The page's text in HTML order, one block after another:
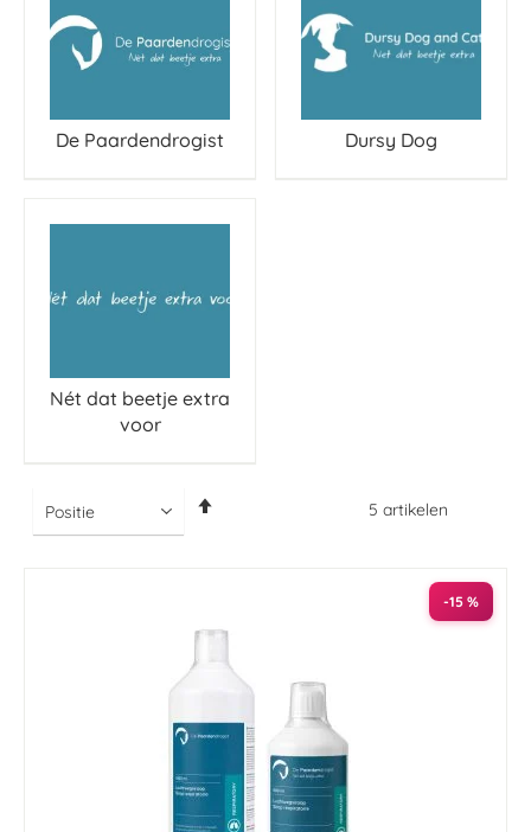
De Paardendrogist Dursy Dog
Nét dat beetje extra
voor
5 artikelen
-15 %